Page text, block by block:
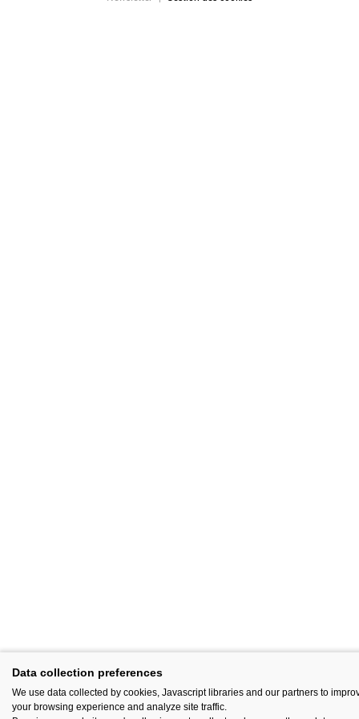
Data collection preferences
We use data collected by cookies, Javascript libraries and our partners to
your browsing experience and analyze site traffic.